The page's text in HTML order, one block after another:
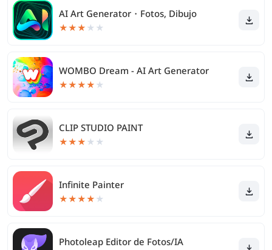
AI Art Generator・Fotos, Dibujo
★★★ ★ ★
WOMBO Dream - AI Art Generator
★★★★ ★
CLIP STUDIO PAINT
★★★ ★ ★
Infinite Painter
★★★★ ★
Photoleap Editor de Fotos/IA